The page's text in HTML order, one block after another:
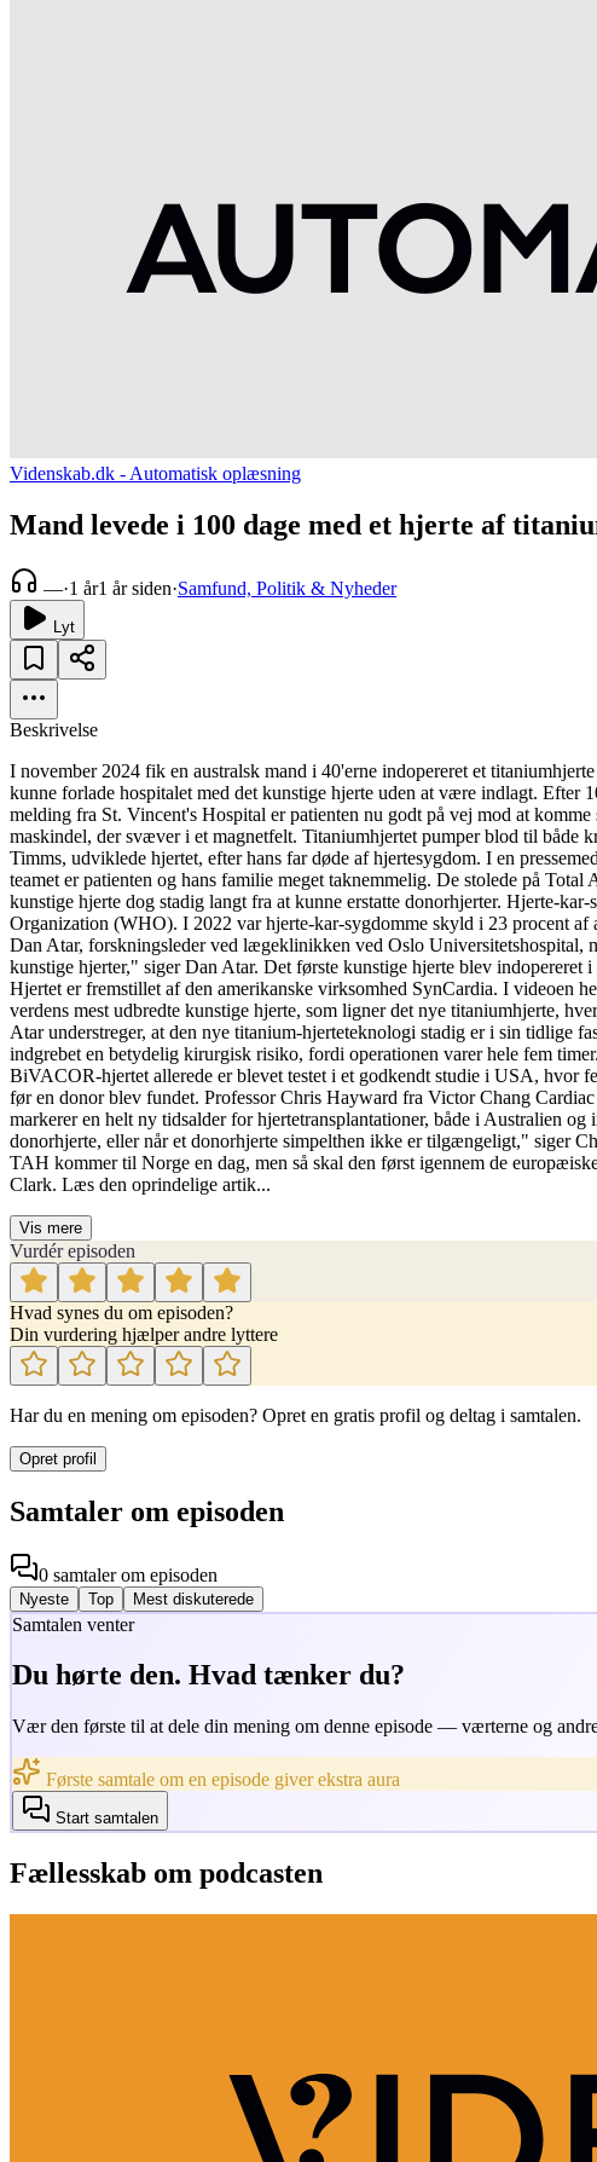
Videnskab.dk - Automatisk oplæsning
Mand levede i 100 dage med et hjerte af
—·1 år1 år siden·Samfund, Politik & Nyheder
Lyt
Beskrivelse
I november 2024 fik en australsk mand i 40'erne indopereret et
kunne forlade hospitalet med det kunstige hjerte uden at være indlagt. Efter
melding fra St. Vincent's Hospital er patienten nu godt på vej mod at
maskindel, der svæver i et magnetfelt. Titaniumhjertet pumper blod til både
Timms, udviklede hjertet, efter hans far døde af hjertesygdom. I en
teamet er patienten og hans familie meget taknemmelig. De stolede på
kunstige hjerte dog stadig langt fra at kunne erstatte donorhjerter. Hjerte-
Organization (WHO). I 2022 var hjerte-kar-sygdomme skyld i 23 procent
Dan Atar, forskningsleder ved lægeklinikken ved Oslo
kunstige hjerter," siger Dan Atar. Det første kunstige hjerte blev
Hjertet er fremstillet af den amerikanske virksomhed SynCardia. I videoen
verdens mest udbredte kunstige hjerte, som ligner det nye titaniumhjerte,
Atar understreger, at den nye titanium-hjerteteknologi stadig er i sin tidlige
indgrebet en betydelig kirurgisk risiko, fordi operationen varer hele fem
BiVACOR-hjertet allerede er blevet testet i et godkendt studie i USA, hvor
før en donor blev fundet. Professor Chris Hayward fra Victor Chang
markerer en helt ny tidsalder for hjertetransplantationer, både i Australien
donorhjerte, eller når et donorhjerte simpelthen ikke er tilgængeligt," siger
TAH kommer til Norge en dag, men så skal den først igennem de
Clark. Læs den oprindelige artik...
Vis mere
Vurdér episoden
Hvad synes du om episoden?
Din vurdering hjælper andre lyttere
Har du en mening om episoden? Opret en gratis profil og deltag i samtalen.
Opret profil
Samtaler om episoden
0 samtalerom episoden
Nyeste Top Mest diskuterede
Samtalen venter
Du hørte den. Hvad tænker du?
Vær den første til at dele din mening om denne episode — værterne og
Første samtale om en episode giver ekstra aura
Start samtalen
Fællesskab om podcasten